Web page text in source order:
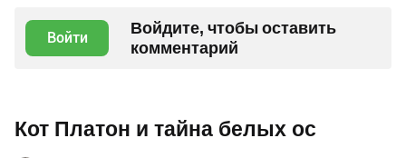
Войти
Войдите, чтобы оставить
комментарий
Кот Платон и тайна белых ос